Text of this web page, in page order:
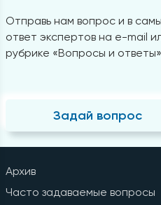
Отправь нам вопрос и в
ответ экспертов на e-mail
рубрике «Вопросы и ответы»
Задай вопрос
Архив
Часто задаваемые вопросы